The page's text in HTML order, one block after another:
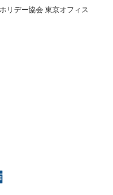
リデー協会 東京オフィス